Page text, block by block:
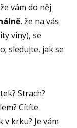
vám do něj
, že na vás
viny), se
sledujte, jak se
Strach?
Cítíte
v krku? Je vám